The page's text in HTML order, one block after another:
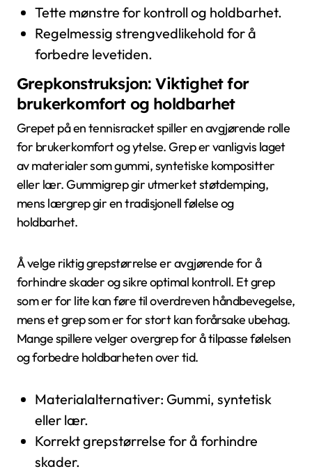
Tette mønstre for kontroll og holdbarhet.
Regelmessig strengvedlikehold for å
forbedre levetiden.
Grepkonstruksjon: Viktighet for
brukerkomfort og holdbarhet
Grepet på en tennisracket spiller en avgjørende rolle
for brukerkomfort og ytelse. Grep er vanligvis laget
av materialer som gummi, syntetiske kompositter
eller lær. Gummigrep gir utmerket støtdemping,
mens lærgrep gir en tradisjonell følelse og
holdbarhet.
Å velge riktig grepstørrelse er avgjørende for å
forhindre skader og sikre optimal kontroll. Et grep
som er for lite kan føre til overdreven håndbevegelse,
mens et grep som er for stort kan forårsake ubehag.
Mange spillere velger overgrep for å tilpasse følelsen
og forbedre holdbarheten over tid.
Materialalternativer: Gummi, syntetisk
eller lær.
Korrekt grepstørrelse for å forhindre
skader.